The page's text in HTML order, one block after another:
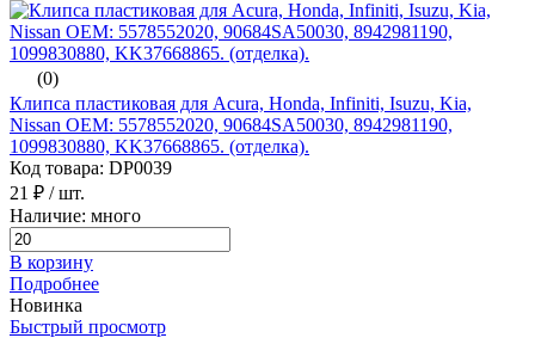
(0)
Клипса пластиковая для Acura, Honda, Infiniti, Isuzu, Kia,
Nissan ОЕМ: 5578552020, 90684SA50030, 8942981190,
1099830880, KK37668865. (отделка).
Код товара: DP0039
21 ₽ / шт.
Наличие: много
В корзину
Подробнее
Новинка
Быстрый просмотр